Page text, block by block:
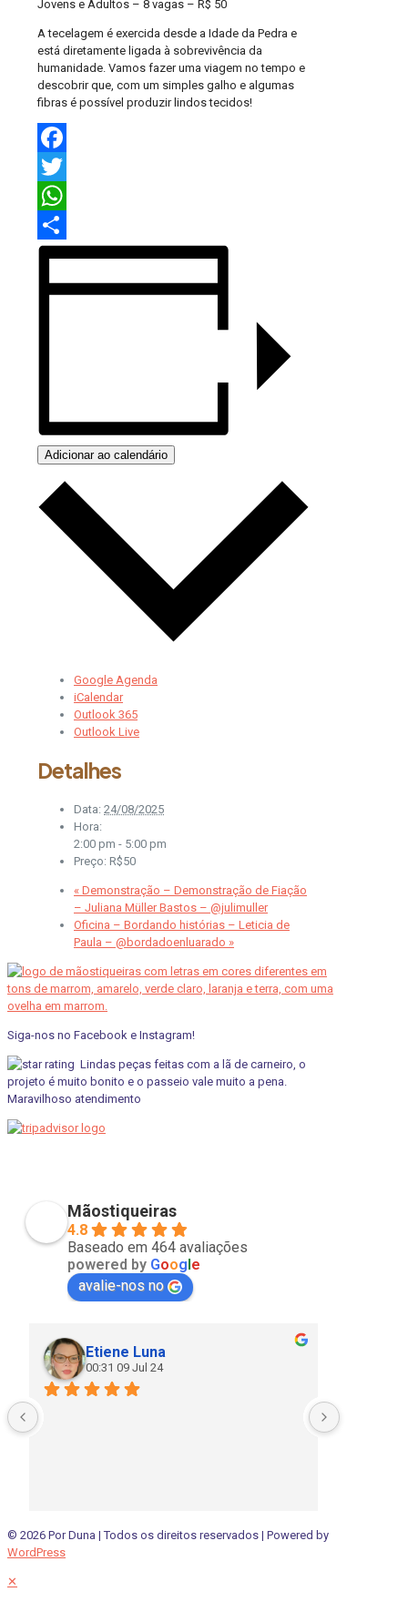
Jovens e Adultos – 8 vagas – R$ 50
A tecelagem é exercida desde a Idade da Pedra e
está diretamente ligada à sobrevivência da
humanidade. Vamos fazer uma viagem no tempo e
descobrir que, com um simples galho e algumas
fibras é possível produzir lindos tecidos!
Facebook
Twitter
WhatsApp
Share
Adicionar ao calendário
Google Agenda
iCalendar
Outlook 365
Outlook Live
Detalhes
Data: 24/08/2025
Hora:
2:00 pm - 5:00 pm
Preço: R$50
« Demonstração – Demonstração de Fiação
– Juliana Müller Bastos – @julimuller
Oficina – Bordando histórias – Leticia de
Paula – @bordadoenluarado »
Siga-nos no Facebook e Instagram!
Lindas peças feitas com a lã de carneiro, o
projeto é muito bonito e o passeio vale muito a pena.
Maravilhoso atendimento
Mãostiqueiras
4.8
Baseado em 464 avaliações
powered by Goog e
avalie-nos no
Etiene Luna
00:31 09 Jul 24
© 2026 Por Duna | Todos os direitos reservados | Powered by
WordPress
✕